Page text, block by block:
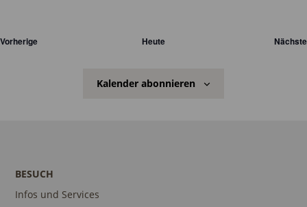
VorherigeVeranstaltungen Heute Nächste
Kalender abonnieren
BESUCH
Infos und Services